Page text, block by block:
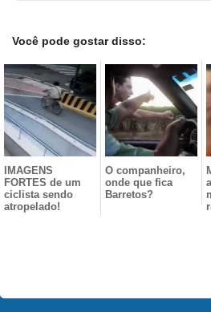
Você pode gostar disso:
IMAGENS
FORTES de um
ciclista sendo
atropelado!
O companheiro,
onde que fica
Barretos?